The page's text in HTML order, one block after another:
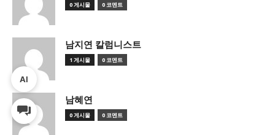
0 게시물 0 코멘트
남지연 칼럼니스트
1 게시물 0 코멘트
남혜연
0 게시물 0 코멘트
AI